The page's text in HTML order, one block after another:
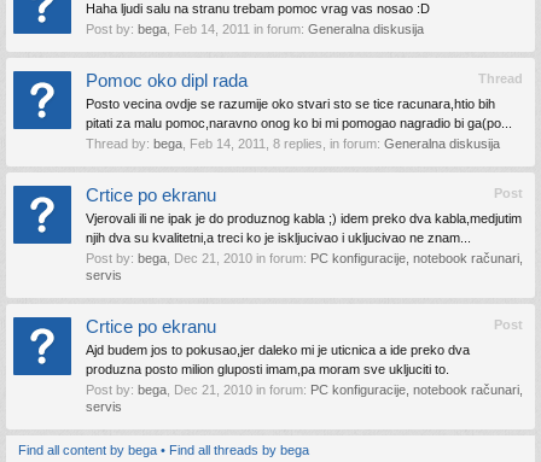
Haha ljudi salu na stranu trebam pomoc vrag vas nosao :D
Post by: bega Feb 14, 2011 in forum: Generalna diskusija
Thread
Pomoc oko dipl rada
Posto vecina ovdje se razumije oko stvari sto se tice racunara,htio bih
pitati za malu pomoc,naravno onog ko bi mi pomogao nagradio bi ga(po...
Thread by: bega Feb 14, 2011 , 8 replies, in forum: Generalna diskusija
Post
Crtice po ekranu
Vjerovali ili ne ipak je do produznog kabla ;) idem preko dva kabla,medjutim
njih dva su kvalitetni,a treci ko je iskljucivao i ukljucivao ne znam...
Post by: bega Dec 21, 2010 in forum: PC konfiguracije, notebook računari,
servis
Post
Crtice po ekranu
Ajd budem jos to pokusao,jer daleko mi je uticnica a ide preko dva
produzna posto milion gluposti imam,pa moram sve ukljuciti to.
Post by: bega Dec 21, 2010 in forum: PC konfiguracije, notebook računari,
servis
Find all content by bega Find all threads by bega